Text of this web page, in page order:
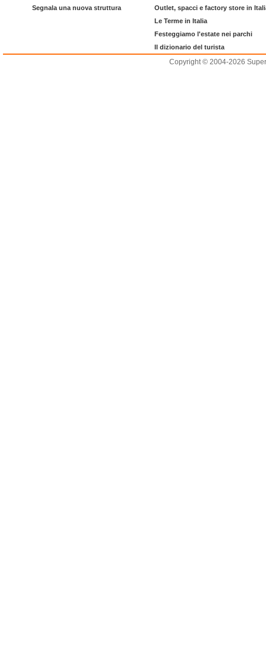
Segnala una nuova struttura
Outlet, spacci e factory store in
Le Terme in Italia
Festeggiamo l'estate nei parchi
Il dizionario del turista
Copyright © 2004-2026